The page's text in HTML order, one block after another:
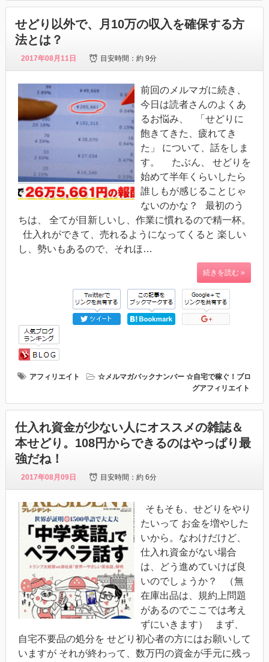
せどり以外で、月10万の収入を確保する方
法とは？
2017年08月11日 目安時間：約 9分
前回のメルマガに続き、
今日は読者さんのよくあ
るお悩み、 「せどりに
飽きてきた、疲れてき
た」 について、話をしま
す。 たぶん、 せどりを
始めて半年くらいしたら
誰しもが感じることじゃ
ないのかな？ 最初のう
ちは、 全てが目新しいし、作業に慣れるので精一杯。
仕入れができて、売れるようになってくると 楽しい
し、勢いもあるので、それほ…
続きを読む »
アフィリエイト ☆メルマガバックナンバー ☆自宅で稼ぐ！ブロ
グアフィリエイト
仕入れ資金が少ない人にオススメの雑誌＆
本せどり。108円からできるのはやっぱり最
強だね！
2017年08月09日 目安時間：約 6分
そもそも、せどりをやり
たいって お金を増やした
いから。なわけだけど、
仕入れ資金がない場合
は、どう進めていけば良
いのでしょうか？ （無
在庫出品は、規約上問題
があるのでここでは考え
ずにいきます） まず、
自宅不要品の処分を せどり初心者の方にはお願いして
いますが それが終わって、数万円の資金が手元に残っ